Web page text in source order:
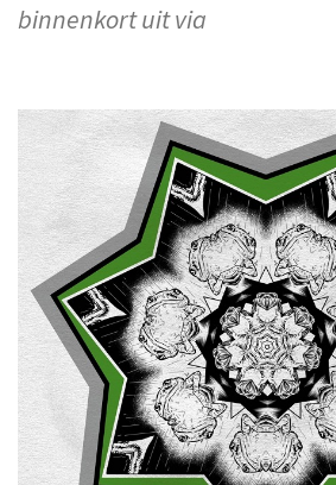
binnenkort uit via